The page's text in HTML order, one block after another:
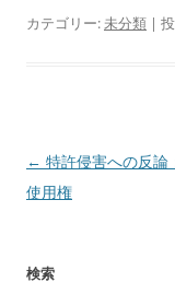
カテゴリー:未分類 |
投
稿
← 特許侵害への反論
使用権
検索